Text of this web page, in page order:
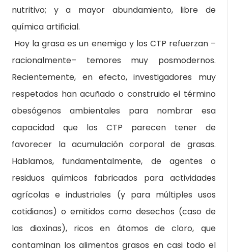
nutritivo; y a mayor abundamiento, libre de
química artificial.
Hoy la grasa es un enemigo y los CTP refuerzan –
racionalmente– temores muy posmodernos.
Recientemente, en efecto, investigadores muy
respetados han acuñado o construido el término
obesógenos ambientales para nombrar esa
capacidad que los CTP parecen tener de
favorecer la acumulación corporal de grasas.
Hablamos, fundamentalmente, de agentes o
residuos químicos fabricados para actividades
agrícolas e industriales (y para múltiples usos
cotidianos) o emitidos como desechos (caso de
las dioxinas), ricos en átomos de cloro, que
contaminan los alimentos grasos en casi todo el